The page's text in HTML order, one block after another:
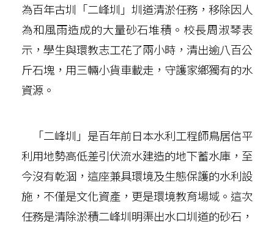
為百年古圳「二峰圳」圳道清淤任務，移除因人
為和風雨造成的大量砂石堆積。校長周淑琴表
示，學生與環教志工花了兩小時，清出逾八百公
斤石塊，用三輛小貨車載走，守護家鄉獨有的水
資源。
「二峰圳」是百年前日本水利工程師鳥居信平
利用地勢高低差引伏流水建造的地下蓄水庫，至
今沒有乾涸，這座兼具環境及生態保護的水利設
施，不僅是文化資產，更是環境教育場域。這次
任務是清除淤積二峰圳明渠出水口圳道的砂石，